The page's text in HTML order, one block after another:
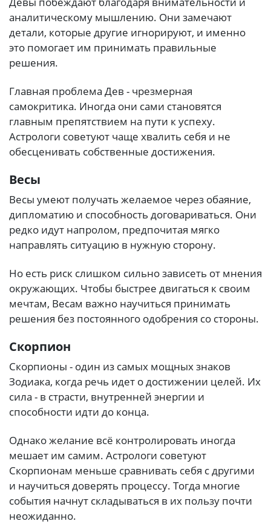
аналитическому мышлению. Они замечают
детали, которые другие игнорируют, и именно
это помогает им принимать правильные
решения.
Главная проблема Дев - чрезмерная
самокритика. Иногда они сами становятся
главным препятствием на пути к успеху.
Астрологи советуют чаще хвалить себя и не
обесценивать собственные достижения.
Весы
Весы умеют получать желаемое через обаяние,
дипломатию и способность договариваться. Они
редко идут напролом, предпочитая мягко
направлять ситуацию в нужную сторону.
Но есть риск слишком сильно зависеть от мнения
окружающих. Чтобы быстрее двигаться к своим
мечтам, Весам важно научиться принимать
решения без постоянного одобрения со стороны.
Скорпион
Скорпионы - один из самых мощных знаков
Зодиака, когда речь идет о достижении целей. Их
сила - в страсти, внутренней энергии и
способности идти до конца.
Однако желание всё контролировать иногда
мешает им самим. Астрологи советуют
Скорпионам меньше сравнивать себя с другими
и научиться доверять процессу. Тогда многие
события начнут складываться в их пользу почти
неожиданно.